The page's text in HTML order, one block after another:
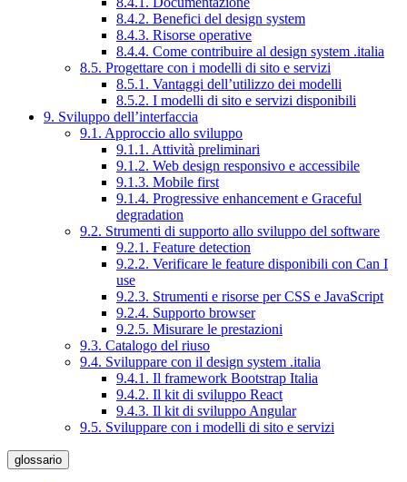
8.4.2. Benefici del design system
8.4.3. Risorse operative
8.4.4. Come contribuire al design system .italia
8.5. Progettare con i modelli di sito e servizi
8.5.1. Vantaggi dell’utilizzo dei modelli
8.5.2. I modelli di sito e servizi disponibili
9. Sviluppo dell’interfaccia
9.1. Approccio allo sviluppo
9.1.1. Attività preliminari
9.1.2. Web design responsivo e accessibile
9.1.3. Mobile first
9.1.4. Progressive enhancement e Graceful
degradation
9.2. Strumenti di supporto allo sviluppo del software
9.2.1. Feature detection
9.2.2. Verificare le feature disponibili con Can I
use
9.2.3. Strumenti e risorse per CSS e JavaScript
9.2.4. Supporto browser
9.2.5. Misurare le prestazioni
9.3. Catalogo del riuso
9.4. Sviluppare con il design system .italia
9.4.1. Il framework Bootstrap Italia
9.4.2. Il kit di sviluppo React
9.4.3. Il kit di sviluppo Angular
9.5. Sviluppare con i modelli di sito e servizi
glossario